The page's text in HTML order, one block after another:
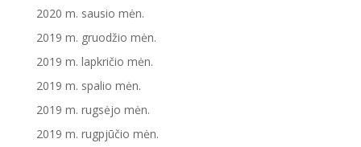
2020 m. sausio mėn.
2019 m. gruodžio mėn.
2019 m. lapkričio mėn.
2019 m. spalio mėn.
2019 m. rugsėjo mėn.
2019 m. rugpjūčio mėn.